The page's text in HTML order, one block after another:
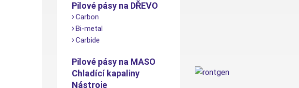
Pilové pásy na DŘEVO
Carbon
Bi-metal
Carbide
Pilové pásy na MASO
Chladící kapaliny
Nástroje